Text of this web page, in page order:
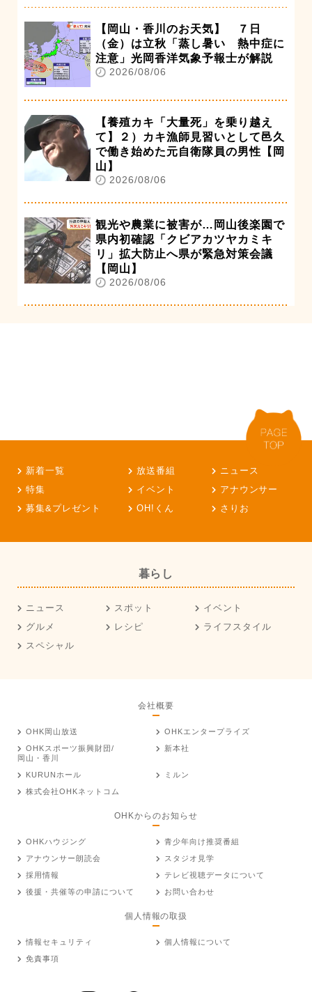
【岡山・香川のお天気】 ７日
（金）は立秋「蒸し暑い 熱中症に
注意」光岡香洋気象予報士が解説
2026/08/06
【養殖カキ「大量死」を乗り越え
て】２）カキ漁師見習いとして邑久
で働き始めた元自衛隊員の男性【岡
山】
2026/08/06
観光や農業に被害が…岡山後楽園で
県内初確認「クビアカツヤカミキ
リ」拡大防止へ県が緊急対策会議
【岡山】
2026/08/06
新着一覧 放送番組
ニュース
特集
イベント
アナウンサー
募集&プレゼント
OH!くん さりお
暮らし
ニュース スポット
イベント
グルメ
レシピ
ライフスタイル
スペシャル
会社概要
OHK岡山放送
OHKエンタープライズ
OHKスポーツ振興財団/
岡山・香川
新本社
KURUNホール
ミルン
株式会社OHKネットコム
OHKからのお知らせ
OHKハウジング
青少年向け推奨番組
アナウンサー朗読会
スタジオ見学
採用情報
テレビ視聴データについて
後援・共催等の申請について
お問い合わせ
個人情報の取扱
情報セキュリティ
個人情報について
免責事項